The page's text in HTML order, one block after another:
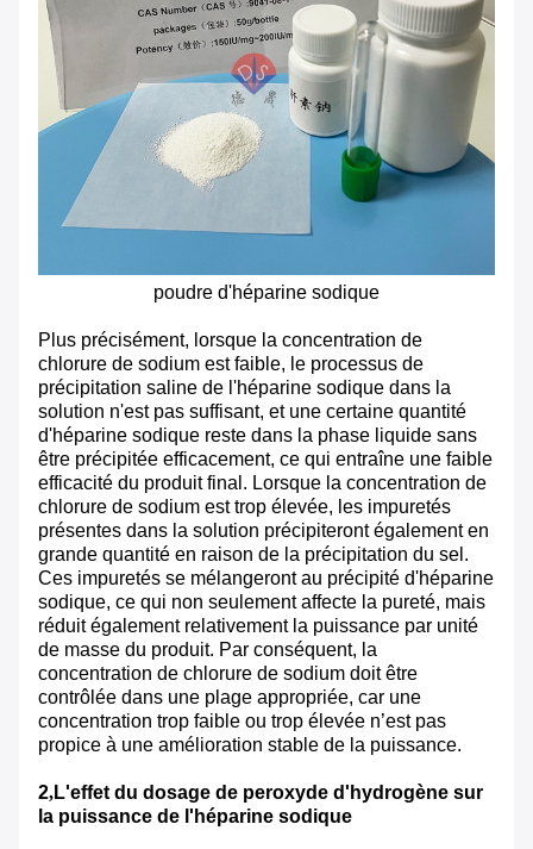
poudre d'héparine sodique
Plus précisément, lorsque la concentration de
chlorure de sodium est faible, le processus de
précipitation saline de l'héparine sodique dans la
solution n'est pas suffisant, et une certaine quantité
d'héparine sodique reste dans la phase liquide sans
être précipitée efficacement, ce qui entraîne une faible
efficacité du produit final. Lorsque la concentration de
chlorure de sodium est trop élevée, les impuretés
présentes dans la solution précipiteront également en
grande quantité en raison de la précipitation du sel.
Ces impuretés se mélangeront au précipité d'héparine
sodique, ce qui non seulement affecte la pureté, mais
réduit également relativement la puissance par unité
de masse du produit. Par conséquent, la
concentration de chlorure de sodium doit être
contrôlée dans une plage appropriée, car une
concentration trop faible ou trop élevée n’est pas
propice à une amélioration stable de la puissance.
2,L'effet du dosage de peroxyde d'hydrogène sur
la puissance de l'héparine sodique